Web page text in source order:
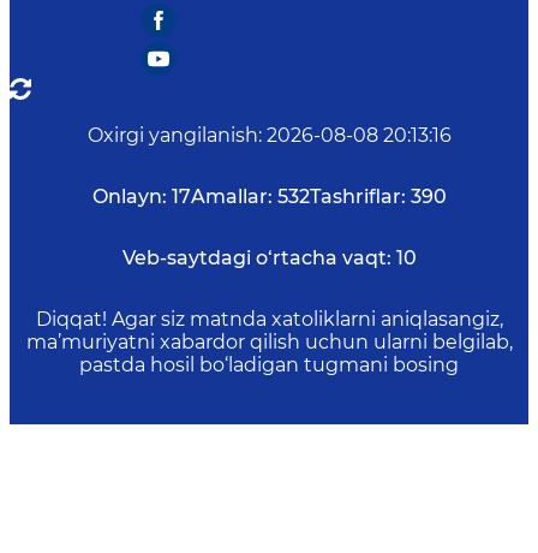
Oxirgi yangilanish: 2026-08-08 20:13:16
Onlayn: 17Amallar: 532Tashriflar: 390
Veb-saytdagi o‘rtacha vaqt: 10
Diqqat! Agar siz matnda xatoliklarni aniqlasangiz,
ma’muriyatni xabardor qilish uchun ularni belgilab,
pastda hosil bo‘ladigan tugmani bosing